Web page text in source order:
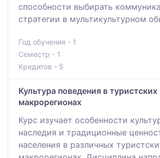
способности выбирать
стратегии в мультикультурном
Год обучения - 1
Семестр - 1
Кредитов - 5
Культура поведения в туристских
макрорегионах
Курс изучает особенности
наследия и традиционные
населения в различных